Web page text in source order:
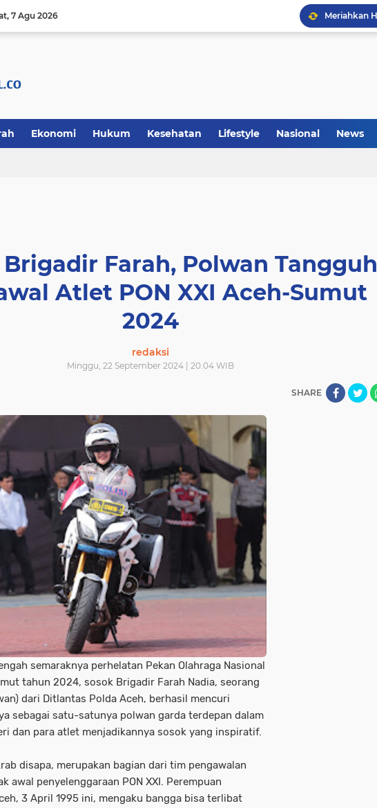
7 Agu 2026
Ekonomi Hukum Kesehatan Lifestyle Nasional News
Farah, Polwan Tangguh
Atlet PON XXI Aceh-Sumut
2024
redaksi
Minggu, 22 September 2024 | 20.04 WIB
SHARE
semaraknya perhelatan Pekan Olahraga Nasional
tahun 2024, sosok Brigadir Farah Nadia, seorang
dari Ditlantas Polda Aceh, berhasil mencuri
sebagai satu-satunya polwan garda terdepan dalam
dan para atlet menjadikannya sosok yang inspiratif.
disapa, merupakan bagian dari tim pengawalan
awal penyelenggaraan PON XXI. Perempuan
3 April 1995 ini, mengaku bangga bisa terlibat